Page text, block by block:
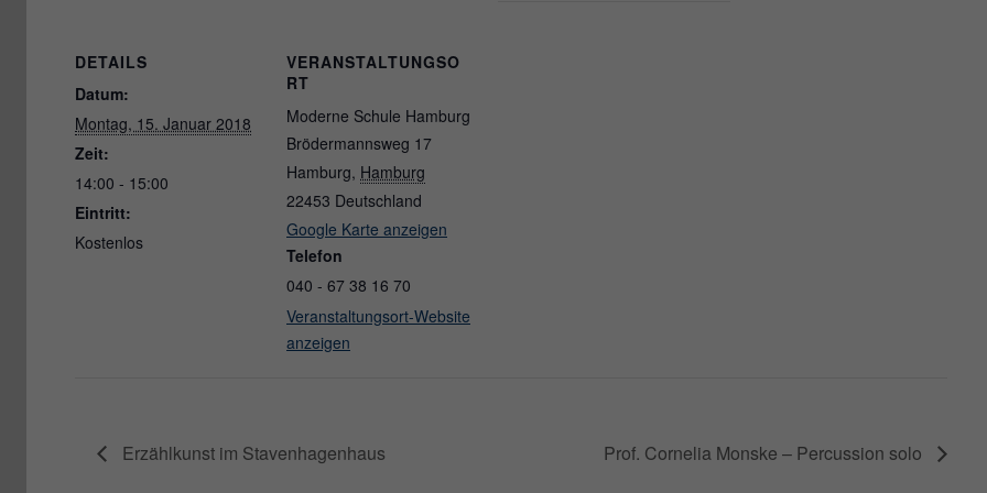
DETAILS
Datum:
Montag, 15. Januar 2018
Zeit:
14:00 - 15:00
Eintritt:
Kostenlos
VERANSTALTUNGSO
RT
Moderne Schule Hamburg
Brödermannsweg 17
Hamburg, Hamburg
22453 Deutschland
Google Karte anzeigen
Telefon
040 - 67 38 16 70
Veranstaltungsort-Website
anzeigen
Erzählkunst im Stavenhagenhaus Prof. Cornelia Monske – Percussion solo